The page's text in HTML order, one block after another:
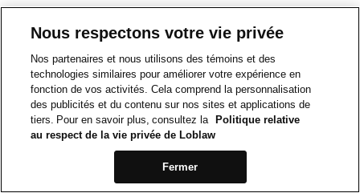
Nous respectons votre vie privée
Nos partenaires et nous utilisons des témoins et des
technologies similaires pour améliorer votre expérience en
fonction de vos activités. Cela comprend la personnalisation
des publicités et du contenu sur nos sites et applications de
tiers. Pour en savoir plus, consultez la
Politique relative
au respect de la vie privée de Loblaw
Fermer